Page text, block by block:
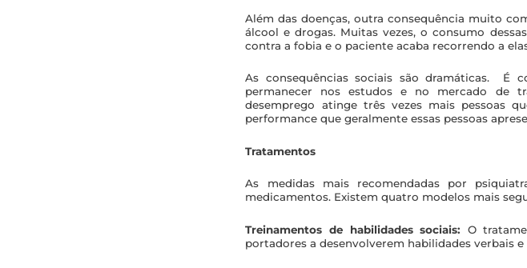
Além das doenças, outra consequência muito
álcool e drogas. Muitas vezes, o consumo
contra a fobia e o paciente acaba recorrendo a
As consequências sociais são dramáticas. É
permanecer nos estudos e no mercado de
desemprego atinge três vezes mais pessoas
performance que geralmente essas pessoas
Tratamentos
As medidas mais recomendadas por
medicamentos. Existem quatro modelos mais
Treinamentos de habilidades sociais: O
portadores a desenvolverem habilidades verbais